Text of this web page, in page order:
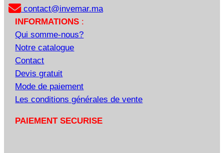
contact@invemar.ma
INFORMATIONS :
Qui somme-nous?
Notre catalogue
Contact
Devis gratuit
Mode de paiement
Les conditions générales de vente
PAIEMENT SECURISE